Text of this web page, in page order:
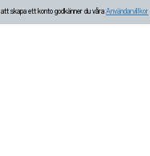
skapa ett konto godkänner du våra Användarvillkor